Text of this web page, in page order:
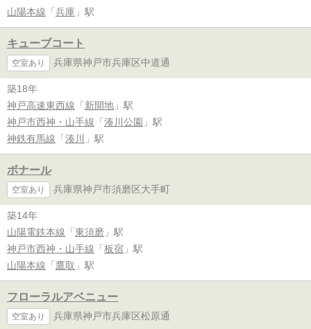
山陽本線 「 兵庫 」駅
キューブコート
空室あり 兵庫県神戸市兵庫区中道通
築18年
神戸高速東西線 「 新開地 」駅
神戸市西神・山手線 「 湊川公園 」駅
神鉄有馬線 「 湊川 」駅
ボナール
空室あり 兵庫県神戸市須磨区大手町
築14年
山陽電鉄本線 「 東須磨 」駅
神戸市西神・山手線 「 板宿 」駅
山陽本線 「 鷹取 」駅
フローラルアベニュー
空室あり 兵庫県神戸市兵庫区松原通